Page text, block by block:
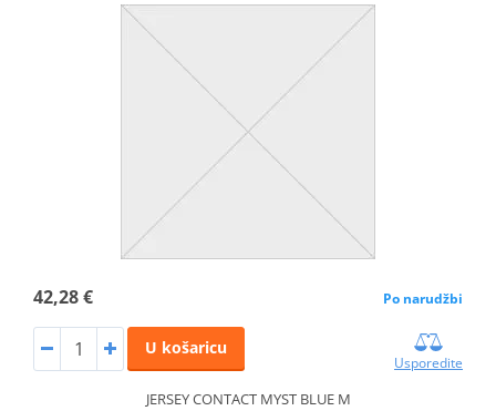
42,28 € Po narudžbi
U košaricu
Usporedite
JERSEY CONTACT MYST BLUE M